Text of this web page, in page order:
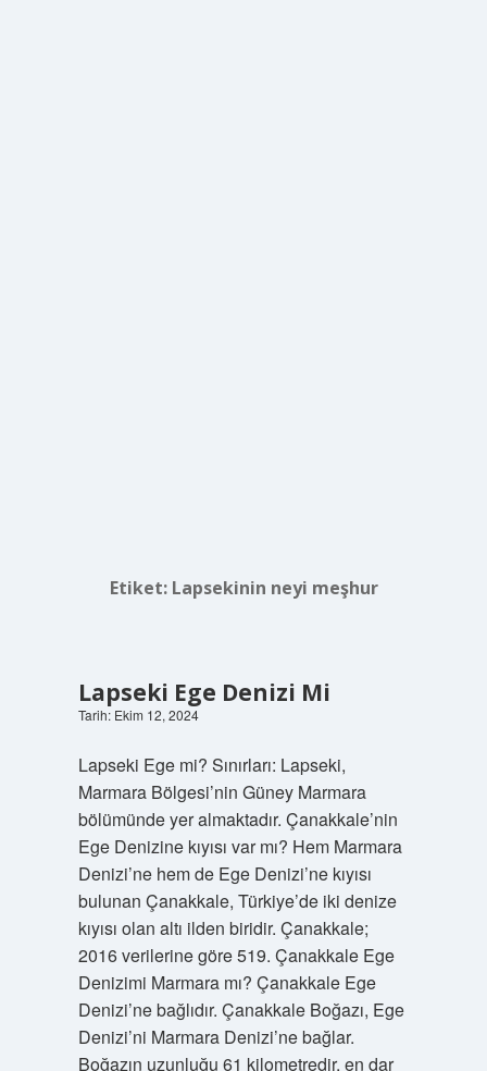
Etiket: Lapsekinin neyi meşhur
Lapseki Ege Denizi Mi
Tarih: Ekim 12, 2024
Lapseki Ege mi? Sınırları: Lapseki,
Marmara Bölgesi’nin Güney Marmara
bölümünde yer almaktadır. Çanakkale’nin
Ege Denizine kıyısı var mı? Hem Marmara
Denizi’ne hem de Ege Denizi’ne kıyısı
bulunan Çanakkale, Türkiye’de iki denize
kıyısı olan altı ilden biridir. Çanakkale;
2016 verilerine göre 519. Çanakkale Ege
Denizimi Marmara mı? Çanakkale Ege
Denizi’ne bağlıdır. Çanakkale Boğazı, Ege
Denizi’ni Marmara Denizi’ne bağlar.
Boğazın uzunluğu 61 kilometredir, en dar